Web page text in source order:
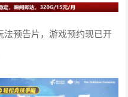
预告片，游戏预约现已开